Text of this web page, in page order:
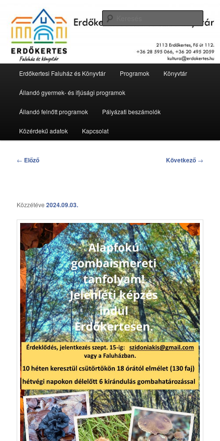
elsődleges
tartalomraErdőkertesi Faluház és Könyvtár
Erdőkertesi Faluház és Könyvtár Programok Könyvtár
Állandó gyermek- és ifjúsági programok
Állandó felnőtt programok Pályázati beszámolók
Közérdekű adatok Kapcsolat
Bejegyzés
← Előző Következő →
Közzétéve2024.09.03.